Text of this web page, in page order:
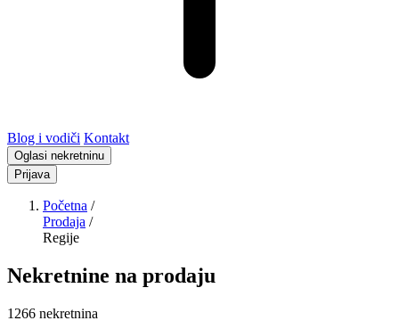
Blog i vodiči Kontakt
Oglasi nekretninu
Prijava
Početna /
Prodaja /
Regije
Nekretnine na prodaju
1266 nekretnina